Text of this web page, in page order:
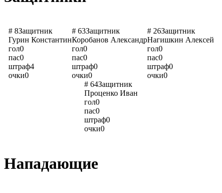
# 8Защитник
Гурин Константин
гол0
пас0
штраф4
очки0
# 63Защитник
Коробанов Александр
гол0
пас0
штраф0
очки0
# 26Защитник
Нагишкин Алексей
гол0
пас0
штраф0
очки0
# 64Защитник
Проценко Иван
гол0
пас0
штраф0
очки0
Нападающие